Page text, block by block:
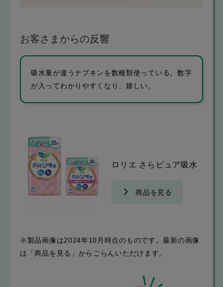
お客さまからの反響
吸水量が違うナプキンを数種類使っている。数字
が入ってわかりやすくなり、嬉しい。
ロリエ さらピュア吸水
商品を見る
※製品画像は2024年10月時点のものです。最新の画像
は「商品を見る」からごらんいただけます。